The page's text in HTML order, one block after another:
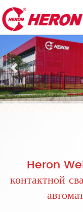
Previous
Heron
контактной